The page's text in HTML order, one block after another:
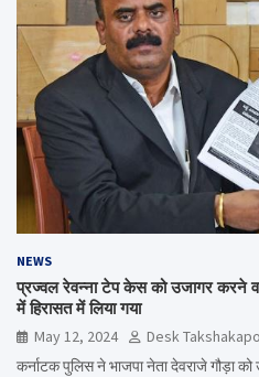
NEWS
प्रज्वल रेवन्ना टेप केस को उजागर करने
में हिरासत में लिया गया
May 12, 2024
Desk
कर्नाटक पुलिस ने भाजपा नेता देवराजे गौड़ा